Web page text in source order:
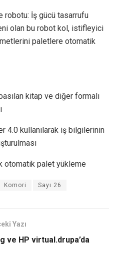
robotu: İş gücü tasarrufu
olan bu robot kol, istifleyici
paletlere otomatik
kitap ve diğer formalı
4.0 kullanılarak iş bilgilerinin
otomatik palet yükleme
Komori Sayı 26
Yazı
ve HP virtual.drupa’da